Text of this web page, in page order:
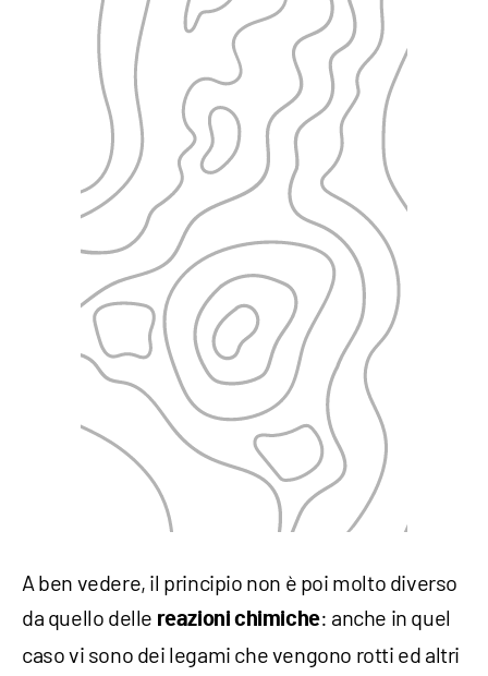
A ben vedere, il principio non è poi molto diverso
da quello delle reazioni chimiche: anche in quel
caso vi sono dei legami che vengono rotti ed altri